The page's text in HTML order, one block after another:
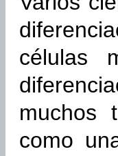
células
muchos
como